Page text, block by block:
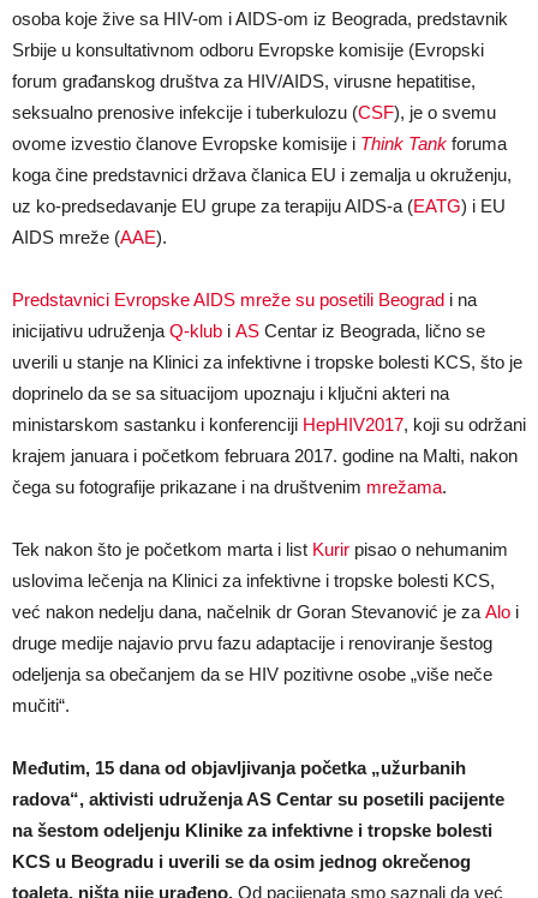
osoba koje žive sa HIV-om i AIDS-om iz Beograda, predstavnik
Srbije u konsultativnom odboru Evropske komisije (Evropski
forum građanskog društva za HIV/AIDS, virusne hepatitise,
seksualno prenosive infekcije i tuberkulozu (CSF), je o svemu
ovome izvestio članove Evropske komisije i Think Tank foruma
koga čine predstavnici država članica EU i zemalja u okruženju,
uz ko-predsedavanje EU grupe za terapiju AIDS-a (EATG) i EU
AIDS mreže (AAE).
Predstavnici Evropske AIDS mreže su posetili Beograd i na
inicijativu udruženja Q-klub i AS Centar iz Beograda, lično se
uverili u stanje na Klinici za infektivne i tropske bolesti KCS, što je
doprinelo da se sa situacijom upoznaju i ključni akteri na
ministarskom sastanku i konferenciji HepHIV2017, koji su održani
krajem januara i početkom februara 2017. godine na Malti, nakon
čega su fotografije prikazane i na društvenim mrežama.
Tek nakon što je početkom marta i list Kurir pisao o nehumanim
uslovima lečenja na Klinici za infektivne i tropske bolesti KCS,
već nakon nedelju dana, načelnik dr Goran Stevanović je za Alo i
druge medije najavio prvu fazu adaptacije i renoviranje šestog
odeljenja sa obečanjem da se HIV pozitivne osobe „više neče
mučiti“.
Međutim, 15 dana od objavljivanja početka „užurbanih
radova“, aktivisti udruženja AS Centar su posetili pacijente
na šestom odeljenju Klinike za infektivne i tropske bolesti
KCS u Beogradu i uverili se da osim jednog okrečenog
toaleta, ništa nije urađeno. Od pacijenata smo saznali da već